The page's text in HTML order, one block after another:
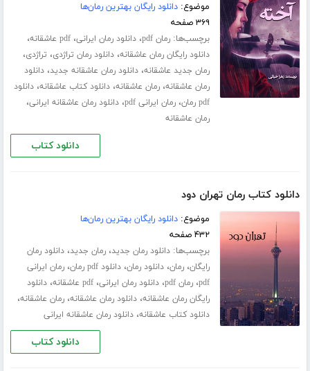
موضوع:دانلود رایگان بهترین رمان‌ها
۳۶۹ صفحه
برچسب‌ها:رمان pdf ،دانلود رمان ایرانی،pdf عاشقانه ،
دانلود رایگان رمان عاشقانه،دانلود رمان تراژدی، تراژدی،
رمان جدید عاشقانه،دانلود رمان عاشقانه جدید،دانلود
رمان عاشقانه،رمان عاشقانه،دانلود کتاب عاشقانه،دانلود
pdf رمان
،رمان ایرانی pdf ،دانلود رمان عاشقانه ایرانی،
رمان عاشقانه
دانلود کتاب
دانلود کتاب رمان تهران دود
موضوع:دانلود رایگان بهترین رمان‌ها
۴۳۲ صفحه
برچسب‌ها:دانلود رمان جدید،رمان جدید،دانلود رمان
رایگان،رمان،دانلود رمان،دانلود pdf رمان ،رمان ایرانی
pdf،رمان pdf ،دانلود رمان ایرانی،pdf عاشقانه ،دانلود
رایگان رمان عاشقانه،دانلود رمان عاشقانه،رمان عاشقانه،
دانلود کتاب عاشقانه،دانلود رمان عاشقانه ایرانی
دانلود کتاب